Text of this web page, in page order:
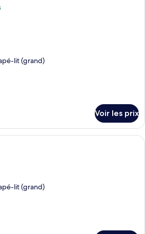
lit (grand)
Voir les prix
Une cuisine moderne avec un coin
lit (grand)